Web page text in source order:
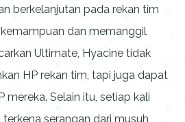
berkelanjutan pada rekan tim
dan memanggil
Ultimate, Hyacine tidak
HP rekan tim, tapi juga dapat
mereka. Selain itu, setiap kali
serangan dari musuh